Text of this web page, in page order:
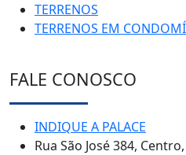
TERRENOS
TERRENOS EM
FALE CONOSCO
INDIQUE A PALACE
Rua São José 384,